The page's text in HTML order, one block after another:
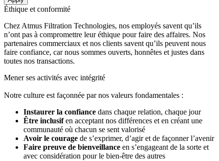
Éthique et conformité
Chez Atmus Filtration Technologies, nos employés savent qu’ils
n’ont pas à compromettre leur éthique pour faire des affaires. Nos
partenaires commerciaux et nos clients savent qu’ils peuvent nous
faire confiance, car nous sommes ouverts, honnêtes et justes dans
toutes nos transactions.
Mener ses activités avec intégrité
Notre culture est façonnée par nos valeurs fondamentales :
Instaurer la confiance dans chaque relation, chaque jour
Être inclusifen acceptant nos différences et en créant une
communauté où chacun se sent valorisé
Avoir le courage de s’exprimer, d’agir et de façonner l’avenir
Faire preuve de bienveillance en s’engageant de la sorte et
avec considération pour le bien-être des autres